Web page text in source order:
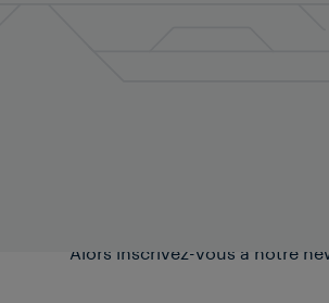
Alors inscrivez-vous à notre